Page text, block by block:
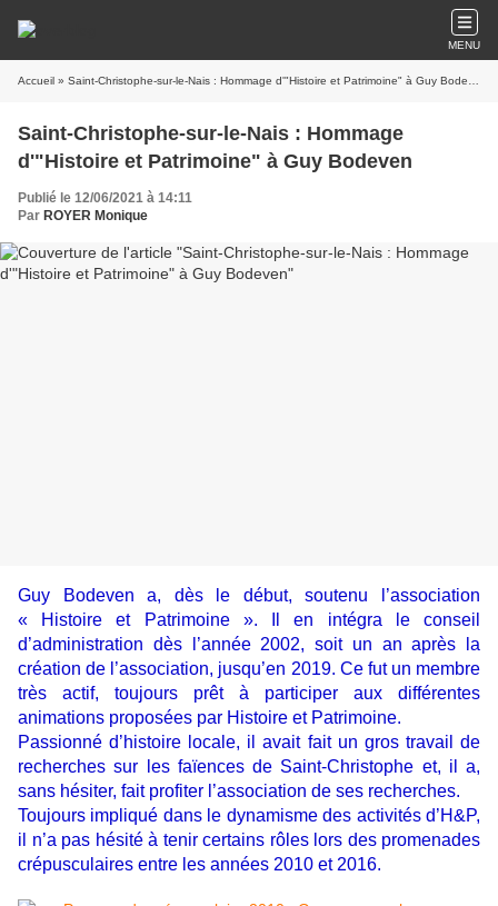
MENU
Accueil » Saint-Christophe-sur-le-Nais : Hommage d'"Histoire et Patrimoine" à Guy Bodeven
Saint-Christophe-sur-le-Nais : Hommage
d'"Histoire et Patrimoine" à Guy Bodeven
Publié le 12/06/2021 à 14:11
Par ROYER Monique
Guy Bodeven a, dès le début, soutenu l’association
« Histoire et Patrimoine ». Il en intégra le conseil
d’administration dès l’année 2002, soit un an après la
création de l’association, jusqu’en 2019. Ce fut un membre
très actif, toujours prêt à participer aux différentes
animations proposées par Histoire et Patrimoine.
Passionné d’histoire locale, il avait fait un gros travail de
recherches sur les faïences de Saint-Christophe et, il a,
sans hésiter, fait profiter l’association de ses recherches.
Toujours impliqué dans le dynamisme des activités d’H&P,
il n’a pas hésité à tenir certains rôles lors des promenades
crépusculaires entre les années 2010 et 2016.